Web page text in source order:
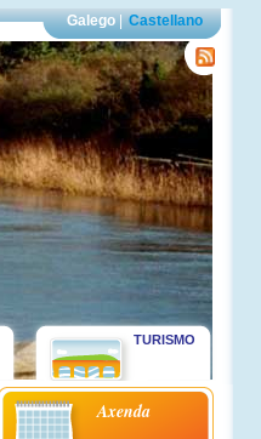
Galego| Castellano
TURISMO
Axenda